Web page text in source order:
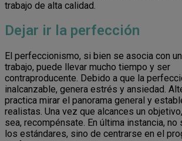
trabajo de alta calidad.
Dejar ir la perfección
El perfeccionismo, si bien se asocia con
trabajo, puede llevar mucho tiempo y ser
contraproducente. Debido a que la
inalcanzable, genera estrés y ansiedad.
practica mirar el panorama general y
realistas. Una vez que alcances un
sea, recompénsate. En última instancia, no
los estándares, sino de centrarse en el